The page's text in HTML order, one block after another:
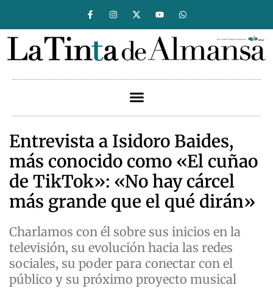
Entrevista a Isidoro Baides,
más conocido como «El cuñao
de TikTok»: «No hay cárcel
más grande que el qué dirán»
Charlamos con él sobre sus inicios en la
televisión, su evolución hacia las redes
sociales, su poder para conectar con el
público y su próximo proyecto musical